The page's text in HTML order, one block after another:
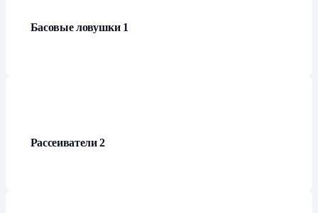
Басовые ловушки 1
Рассеиватели2